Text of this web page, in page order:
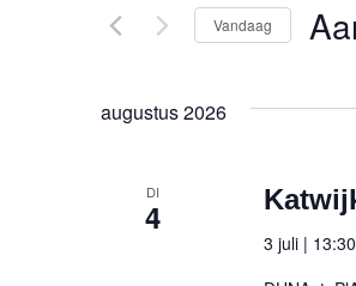
Vandaag
augustus 2026
DI
4
3 juli | 13:30